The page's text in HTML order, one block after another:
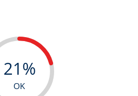
21%
OK